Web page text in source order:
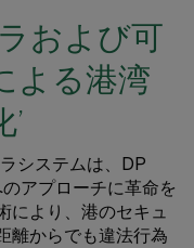
および可
よる港湾
システムは、DP
アプローチに革命を
により、港のセキュ
離からでも違法行為